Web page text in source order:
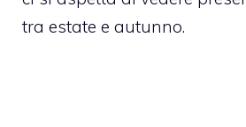
tra estate e autunno.